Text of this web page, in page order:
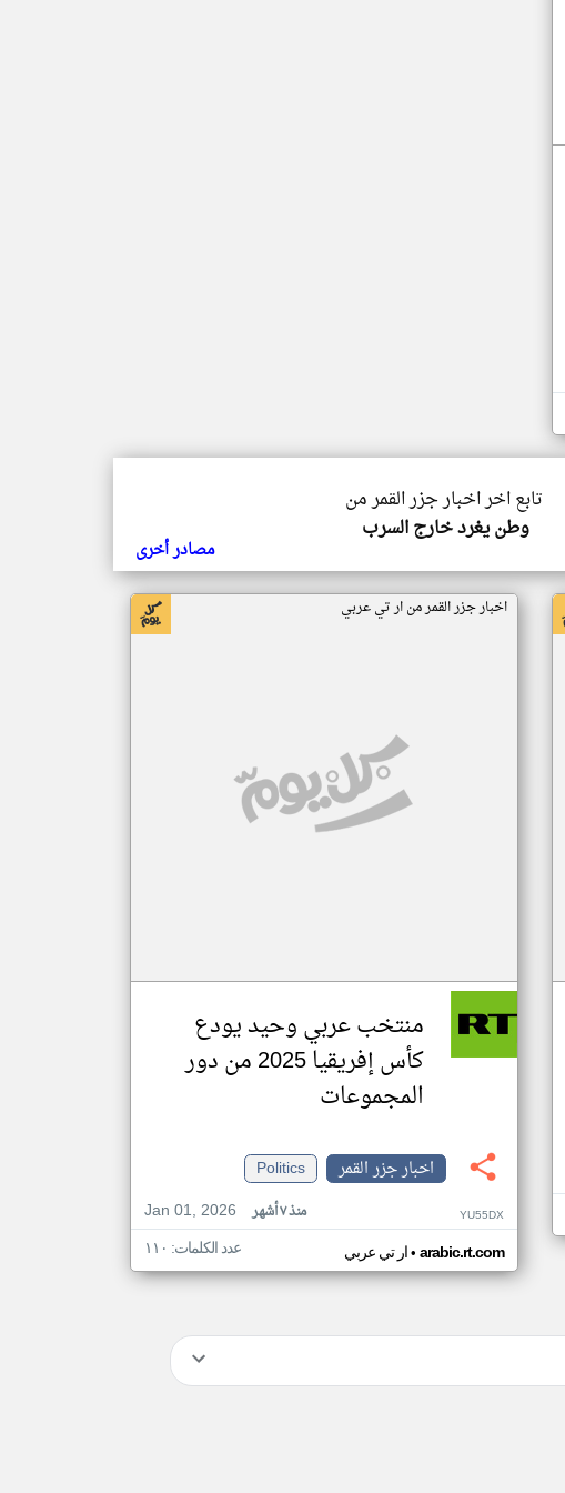
تابع اخر اخبار جزر القمر من
وطن يغرد خارج السرب
مصادر أخرى
اخبار جزر القمر من ار تي عربي
منتخب عربي وحيد يودع
كأس إفريقيا 2025 من دور
المجموعات
اخبار جزر القمر
Politics
Jan 01, 2026
منذ ٧ أشهر YU55DX
ار تي عربي• arabic.rt.com عدد الكلمات: ١١٠